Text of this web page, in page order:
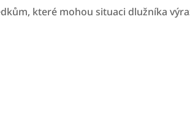
které mohou situaci dlužníka